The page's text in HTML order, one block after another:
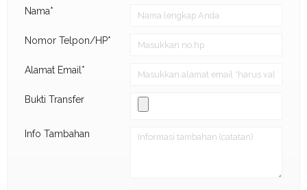
Nama*
Nomor Telpon/HP*
Alamat Email*
Bukti Transfer
Info Tambahan